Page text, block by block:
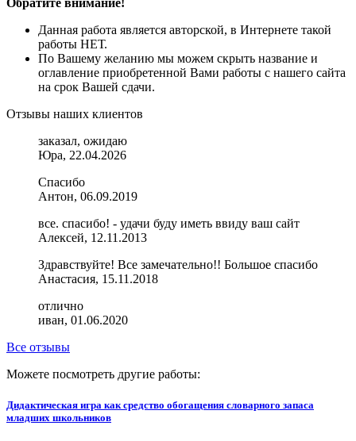
Обратите внимание!
Данная работа является авторской, в Интернете такой
работы НЕТ.
По Вашему желанию мы можем скрыть название и
оглавление приобретенной Вами работы с нашего сайта
на срок Вашей сдачи.
Отзывы наших клиентов
заказал, ожидаю
Юра, 22.04.2026
Спасибо
Антон, 06.09.2019
все. спасибо! - удачи буду иметь ввиду ваш сайт
Алексей, 12.11.2013
Здравствуйте! Все замечательно!! Большое спасибо
Анастасия, 15.11.2018
отлично
иван, 01.06.2020
Все отзывы
Можете посмотреть другие работы:
Дидактическая игра как средство обогащения словарного запаса
младших школьников